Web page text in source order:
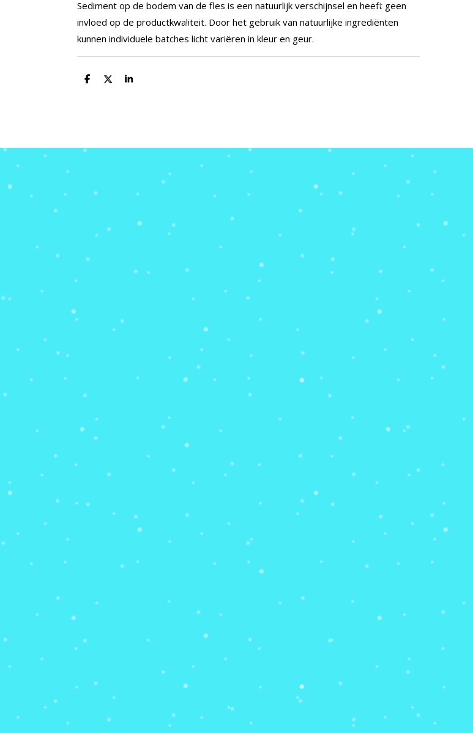
Sediment op de bodem van de fles is een natuurlijk verschijnsel en heeft geen
invloed op de productkwaliteit. Door het gebruik van natuurlijke ingrediënten
kunnen individuele batches licht variëren in kleur en geur.
D
D
S